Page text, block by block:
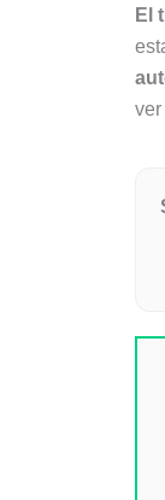
El
ver